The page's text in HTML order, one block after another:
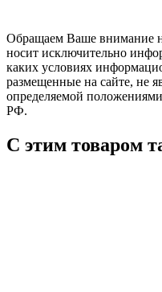
Обращаем Ваше внимание
носит исключительно
каких условиях
размещенные на сайте, не
определяемой
РФ.
С этим товаром